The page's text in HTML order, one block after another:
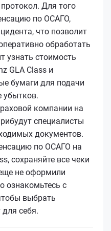
Для того
по ОСАГО,
что позволит
обработать
узнать стоимость
GLA Class и
бумаги для подачи
убытков.
компании на
специалисты
документов.
по ОСАГО на
сохраняйте все чеки
не оформили
ознакомьтесь с
выбрать
себя.